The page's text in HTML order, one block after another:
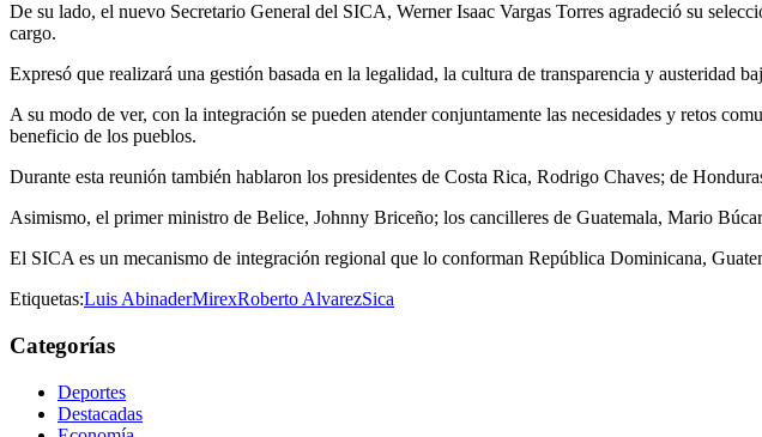
De su lado, el nuevo Secretario General del SICA, Werner Isaac Vargas Torres agradeció su
cargo.
Expresó que realizará una gestión basada en la legalidad, la cultura de transparencia y austeridad
A su modo de ver, con la integración se pueden atender conjuntamente las necesidades y retos
beneficio de los pueblos.
Durante esta reunión también hablaron los presidentes de Costa Rica, Rodrigo Chaves; de
Asimismo, el primer ministro de Belice, Johnny Briceño; los cancilleres de Guatemala, Mario
El SICA es un mecanismo de integración regional que lo conforman República Dominicana,
Etiquetas:Luis AbinaderMirexRoberto AlvarezSica
Categorías
Deportes
Destacadas